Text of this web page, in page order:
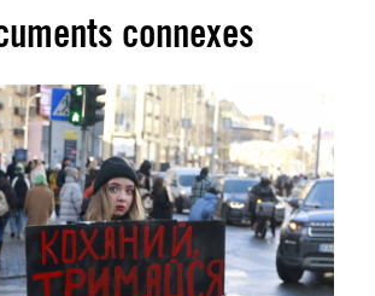
connexes